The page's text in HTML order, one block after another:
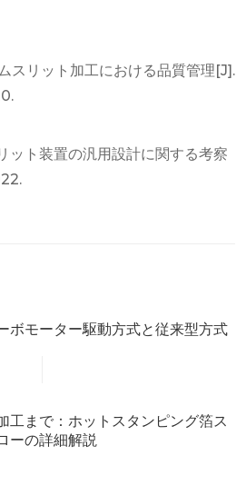
スリット加工における品質管理[J].
ット装置の汎用設計に関する考察
ボモーター駆動方式と従来型方式
工まで：ホットスタンピング箔ス
ーの詳細解説